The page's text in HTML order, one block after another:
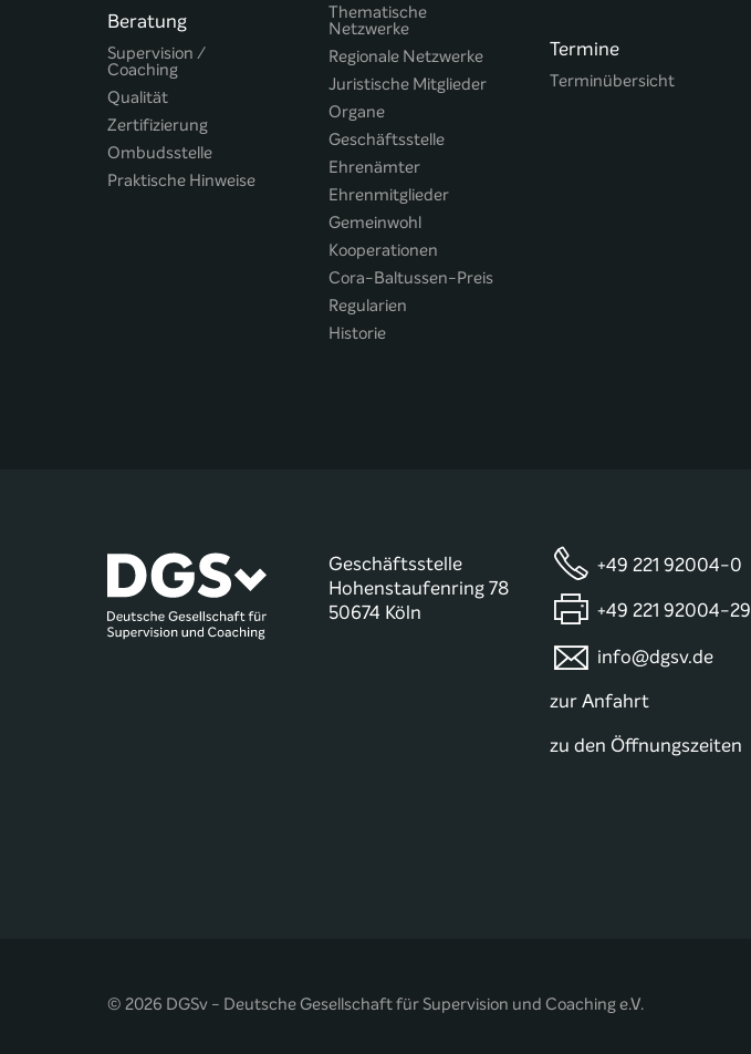
Beratung
Supervision /
Coaching
Qualität
Zertifizierung
Ombudsstelle
Praktische Hinweise
Thematische
Netzwerke
Regionale Netzwerke
Juristische Mitglieder
Organe
Geschäftsstelle
Ehrenämter
Ehrenmitglieder
Gemeinwohl
Kooperationen
Cora-Baltussen-Preis
Regularien
Historie
Termine
Terminübersicht
Geschäftsstelle
Hohenstaufenring 78
50674 Köln
+49 221 92004-0
+49 221 92004-29
info@dgsv.de
zur Anfahrt
zu den Öffnungszeiten
© 2026 DGSv - Deutsche Gesellschaft für Supervision und Coaching e.V.